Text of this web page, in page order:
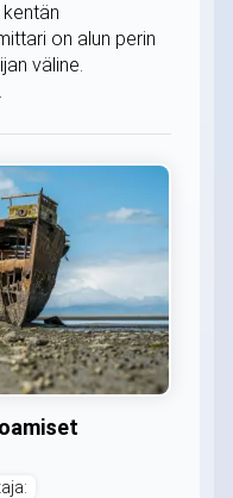
on alun perin
väline.